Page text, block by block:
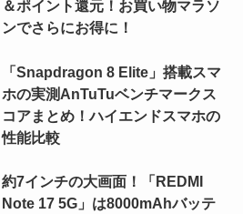
＆ポイント還元！お買い物マラソ
ンでさらにお得に！
「Snapdragon 8 Elite」搭載スマ
ホの実測AnTuTuベンチマークス
コアまとめ！ハイエンドスマホの
性能比較
約7インチの大画面！「REDMI
Note 17 5G」は8000mAhバッテ